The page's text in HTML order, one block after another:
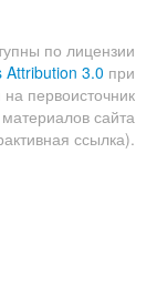
по лицензии
Attribution 3.0 при
первоисточник
сайта
ссылка).